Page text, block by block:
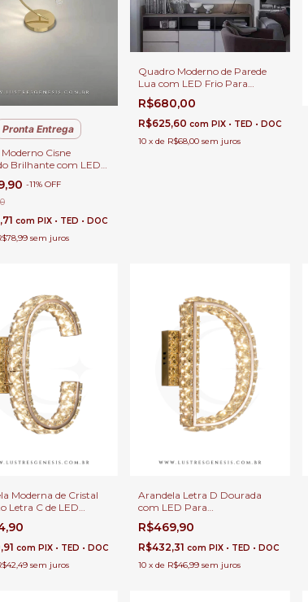
Pronta Entrega
Cisne
Brilhante com LED
para Escritório e
de Cama
-11% OFF
com PIX • TED • DOC
sem juros
Quadro Moderno de Parede
Lua com LED Frio Para
Decoração de Quartos, Sala de
Estar, Corredor, Escritório,
Apartamento e Quarto
Infantil
R$680,00
R$625,60com PIX • TED • DOC
10 xde R$68,00 sem juros
Moderna de Cristal
Letra C de LED
para
Cabeceira de
e Quartos
com PIX • TED • DOC
sem juros
Arandela Letra D Dourada
com LED Para
Personalização, Decoração,
Cabeceira de Cama, Corredor
e Quartos Infantil
R$469,90
R$432,31com PIX • TED • DOC
10 xde R$46,99 sem juros